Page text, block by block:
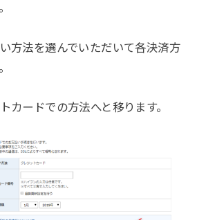
方法を選んでいただいて各決済方
カードでの方法へと移ります。